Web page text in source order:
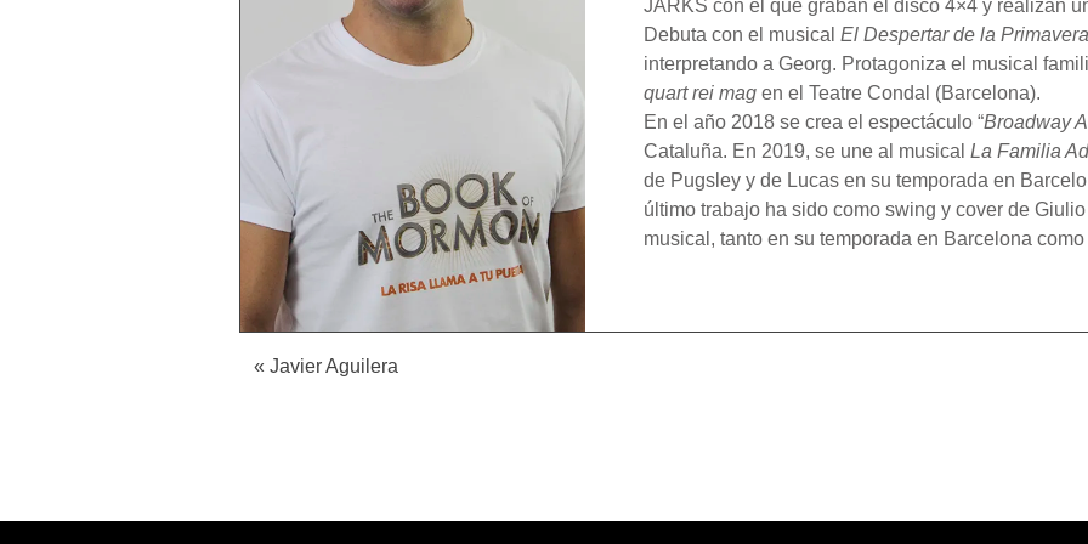
JARKS con el que graban el disco 4×4 y realizan
Debuta con el musical El Despertar de la Primavera
interpretando a Georg. Protagoniza el musical
quart rei mag en el Teatre Condal (Barcelona).
En el año 2018 se crea el espectáculo “Broadway
Cataluña. En 2019, se une al musical La Familia
de Pugsley y de Lucas en su temporada en
último trabajo ha sido como swing y cover de
musical, tanto en su temporada en Barcelona
« Javier Aguilera